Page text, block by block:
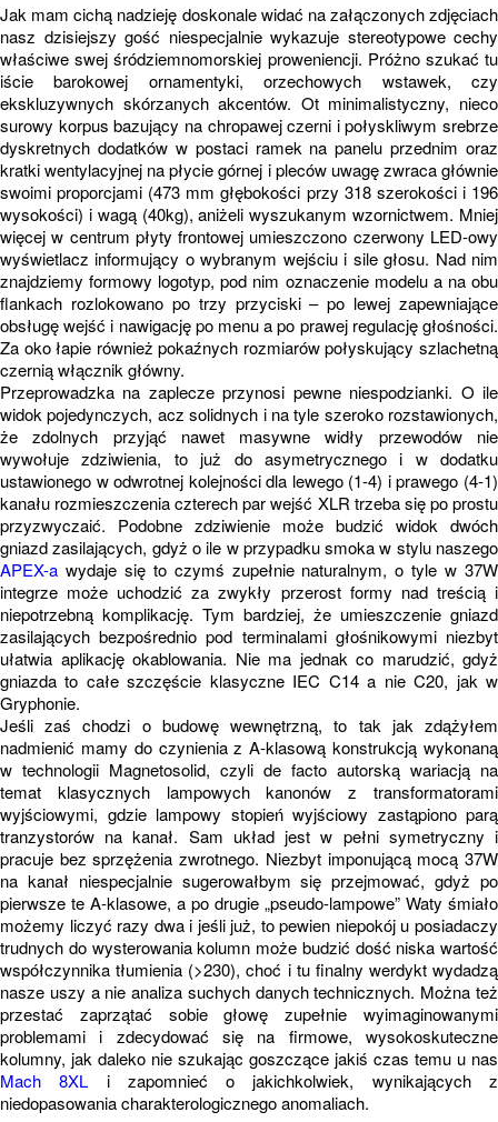
Jak mam cichą nadzieję doskonale widać na załączonych zdjęciach
nasz dzisiejszy gość niespecjalnie wykazuje stereotypowe cechy
właściwe swej śródziemnomorskiej proweniencji. Próżno szukać tu
iście barokowej ornamentyki, orzechowych wstawek, czy
ekskluzywnych skórzanych akcentów. Ot minimalistyczny, nieco
surowy korpus bazujący na chropawej czerni i połyskliwym srebrze
dyskretnych dodatków w postaci ramek na panelu przednim oraz
kratki wentylacyjnej na płycie górnej i pleców uwagę zwraca głównie
swoimi proporcjami (473 mm głębokości przy 318 szerokości i 196
wysokości) i wagą (40kg), aniżeli wyszukanym wzornictwem. Mniej
więcej w centrum płyty frontowej umieszczono czerwony LED-owy
wyświetlacz informujący o wybranym wejściu i sile głosu. Nad nim
znajdziemy formowy logotyp, pod nim oznaczenie modelu a na obu
flankach rozlokowano po trzy przyciski – po lewej zapewniające
obsługę wejść i nawigację po menu a po prawej regulację głośności.
Za oko łapie również pokaźnych rozmiarów połyskujący szlachetną
czernią włącznik główny.
Przeprowadzka na zaplecze przynosi pewne niespodzianki. O ile
widok pojedynczych, acz solidnych i na tyle szeroko rozstawionych,
że zdolnych przyjąć nawet masywne widły przewodów nie
wywołuje zdziwienia, to już do asymetrycznego i w dodatku
ustawionego w odwrotnej kolejności dla lewego (1-4) i prawego (4-1)
kanału rozmieszczenia czterech par wejść XLR trzeba się po prostu
przyzwyczaić. Podobne zdziwienie może budzić widok dwóch
gniazd zasilających, gdyż o ile w przypadku smoka w stylu naszego
APEX-a wydaje się to czymś zupełnie naturalnym, o tyle w 37W
integrze może uchodzić za zwykły przerost formy nad treścią i
niepotrzebną komplikację. Tym bardziej, że umieszczenie gniazd
zasilających bezpośrednio pod terminalami głośnikowymi niezbyt
ułatwia aplikację okablowania. Nie ma jednak co marudzić, gdyż
gniazda to całe szczęście klasyczne IEC C14 a nie C20, jak w
Gryphonie.
Jeśli zaś chodzi o budowę wewnętrzną, to tak jak zdążyłem
nadmienić mamy do czynienia z A-klasową konstrukcją wykonaną
w technologii Magnetosolid, czyli de facto autorską wariacją na
temat klasycznych lampowych kanonów z transformatorami
wyjściowymi, gdzie lampowy stopień wyjściowy zastąpiono parą
tranzystorów na kanał. Sam układ jest w pełni symetryczny i
pracuje bez sprzężenia zwrotnego. Niezbyt imponującą mocą 37W
na kanał niespecjalnie sugerowałbym się przejmować, gdyż po
pierwsze te A-klasowe, a po drugie „pseudo-lampowe” Waty śmiało
możemy liczyć razy dwa i jeśli już, to pewien niepokój u posiadaczy
trudnych do wysterowania kolumn może budzić dość niska wartość
współczynnika tłumienia (>230), choć i tu finalny werdykt wydadzą
nasze uszy a nie analiza suchych danych technicznych. Można też
przestać zaprzątać sobie głowę zupełnie wyimaginowanymi
problemami i zdecydować się na firmowe, wysokoskuteczne
kolumny, jak daleko nie szukając goszczące jakiś czas temu u nas
Mach 8XL i zapomnieć o jakichkolwiek, wynikających z
niedopasowania charakterologicznego anomaliach.